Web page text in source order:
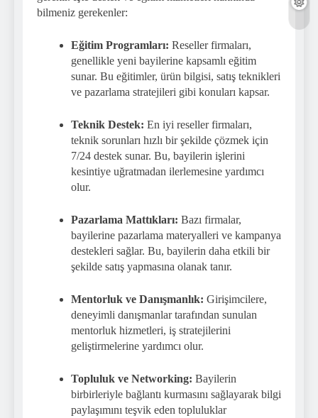
bilmeniz gerekenler:
Eğitim Programları: Reseller firmaları,
genellikle yeni bayilerine kapsamlı eğitim
sunar. Bu eğitimler, ürün bilgisi, satış teknikleri
ve pazarlama stratejileri gibi konuları kapsar.
Teknik Destek: En iyi reseller firmaları,
teknik sorunları hızlı bir şekilde çözmek için
7/24 destek sunar. Bu, bayilerin işlerini
kesintiye uğratmadan ilerlemesine yardımcı
olur.
Pazarlama Mattıkları: Bazı firmalar,
bayilerine pazarlama materyalleri ve kampanya
destekleri sağlar. Bu, bayilerin daha etkili bir
şekilde satış yapmasına olanak tanır.
Mentorluk ve Danışmanlık: Girişimcilere,
deneyimli danışmanlar tarafından sunulan
mentorluk hizmetleri, iş stratejilerini
geliştirmelerine yardımcı olur.
Topluluk ve Networking: Bayilerin
birbirleriyle bağlantı kurmasını sağlayarak bilgi
paylaşımını teşvik eden topluluklar